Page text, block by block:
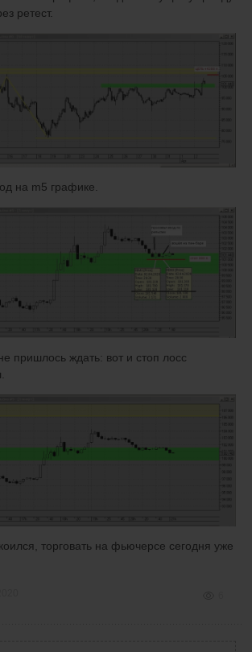
ретест.
на m5 графике.
пришлось ждать: вот и стоп лосс
торговать на фьючерсе сегодня уже